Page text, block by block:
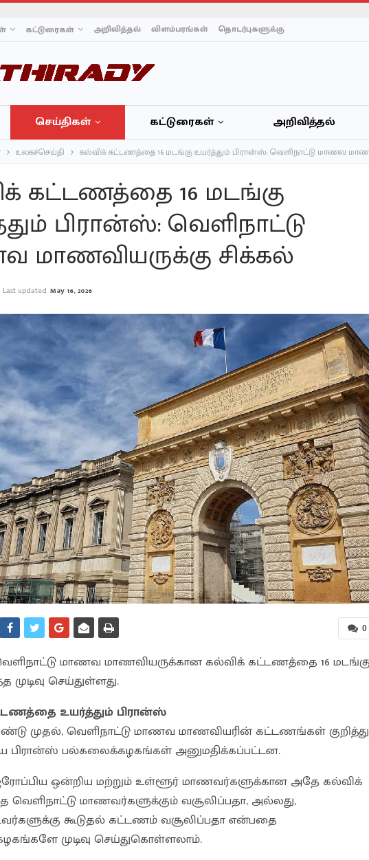
கட்டுரைகள் அறிவித்தல் விளம்பரங்கள் தொடர்புகளுக்கு
செய்திகள் கட்டுரைகள் அறிவித்தல்
உலகச்செய்தி கல்விக் கட்டணத்தை 16 மடங்கு உயர்த்தும் பிரான்ஸ்: வெளிநாட்டு மாணவ
கட்டணத்தை 16 மடங்கு
பிரான்ஸ்: வெளிநாட்டு
மாணவியருக்கு சிக்கல்
Last updated May 16, 2026
0
மாணவ மாணவியருக்கான கல்விக் கட்டணத்தை 16 மடங்கு
செய்துள்ளது.
உயர்த்தும் பிரான்ஸ்
முதல், வெளிநாட்டு மாணவ மாணவியரின் கட்டணங்கள் குறித்து
பிரான்ஸ் பல்கலைக்கழகங்கள் அனுமதிக்கப்பட்டன.
ஒன்றிய மற்றும் உள்ளூர் மாணவர்களுக்கான அதே கல்விக்
மாணவர்களுக்கும் வசூலிப்பதா, அல்லது,
கூடுதல் கட்டணம் வசூலிப்பதா என்பதை
முடிவு செய்துகொள்ளலாம்.
தையிட்டி
அடாத்தாக
பவானி வீதியை…
நிலையத்தின் புதிய…
தாய்லாந்தில்
தாக்கி கால்பந்து வீரர்
மைதானத்திலேயே…
செம்மணி – 99
499 என்புக்கூடுகள்
அடையாளம்…
சிந்துபாத்தி மயான
மதிலுக்கு
அகழ்வு பணி ?